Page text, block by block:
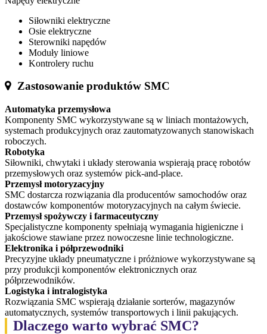
Siłowniki elektryczne
Osie elektryczne
Sterowniki napędów
Moduły liniowe
Kontrolery ruchu
Zastosowanie produktów SMC
Automatyka przemysłowa
Komponenty SMC wykorzystywane są w liniach montażowych,
systemach produkcyjnych oraz zautomatyzowanych stanowiskach
roboczych.
Robotyka
Siłowniki, chwytaki i układy sterowania wspierają pracę robotów
przemysłowych oraz systemów pick-and-place.
Przemysł motoryzacyjny
SMC dostarcza rozwiązania dla producentów samochodów oraz
dostawców komponentów motoryzacyjnych na całym świecie.
Przemysł spożywczy i farmaceutyczny
Specjalistyczne komponenty spełniają wymagania higieniczne i
jakościowe stawiane przez nowoczesne linie technologiczne.
Elektronika i półprzewodniki
Precyzyjne układy pneumatyczne i próżniowe wykorzystywane są
przy produkcji komponentów elektronicznych oraz
półprzewodników.
Logistyka i intralogistyka
Rozwiązania SMC wspierają działanie sorterów, magazynów
automatycznych, systemów transportowych i linii pakujących.
Dlaczego warto wybrać SMC?